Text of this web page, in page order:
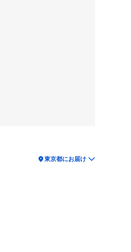
location_on東京都にお届け